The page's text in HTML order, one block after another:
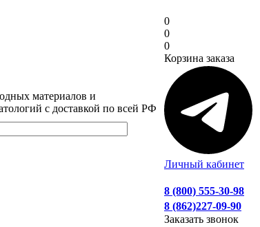
материалов и
с доставкой по всей РФ
0
0
0
Корзина заказа
Личный кабинет
8 (800) 555-30-98
8 (862)227-09-90
Заказать звонок